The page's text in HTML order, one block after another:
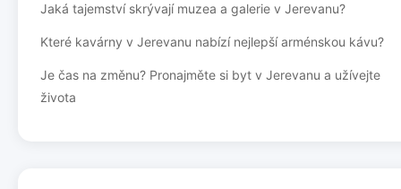
Jaká tajemství skrývají muzea a galerie v Jerevanu?
Které kavárny v Jerevanu nabízí nejlepší arménskou kávu?
Je čas na změnu? Pronajměte si byt v Jerevanu a užívejte
života